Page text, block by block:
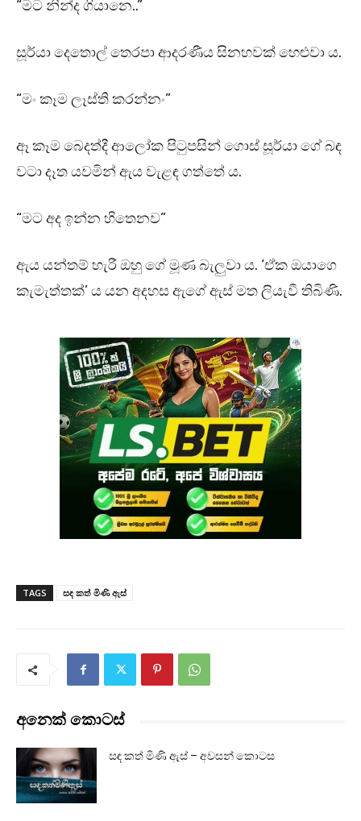
“මට නින්ද ගියානෙ..”
සූර්යා දෙතොල් තෙරපා ආදරණීය සිනහවක් හෙළුවා ය.
“මං කෑම ලෑස්ති කරන්නං”
ඈ කෑම බෙදත්දී ආලෝක පිටුපසින් ගොස් සූර්යා ගේ බඳ
වටා දෑත යවමින් ඇය වැළඳ ගත්තේ ය.
“මට අද ඉන්න හිතෙනව”
ඇය යන්තම් හැරී ඔහු ගේ මූණ බැලුවා ය. ‘ඒක ඔයාගෙ
කැමැත්තක්’ ය යන අදහස ඇගේ ඇස් මත ලියැවී තිබිණි.
TAGS සඳ කත් මිණි ඇස්
අනෙක් කොටස්
සඳ කත් මිණි ඇස් – අවසන් කොටස